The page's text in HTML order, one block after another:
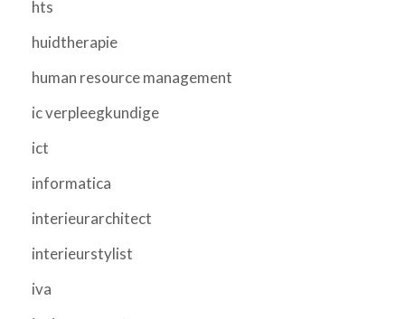
hts
huidtherapie
human resource management
ic verpleegkundige
ict
informatica
interieurarchitect
interieurstylist
iva